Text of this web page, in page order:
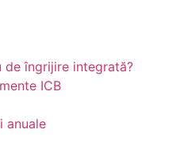
de îngrijire integrată?
ICB
anuale